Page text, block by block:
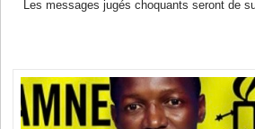
Les messages jugés choquants seront de